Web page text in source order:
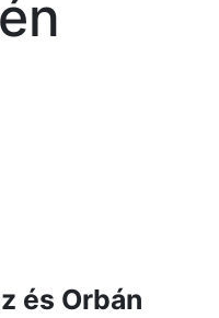
és Orbán